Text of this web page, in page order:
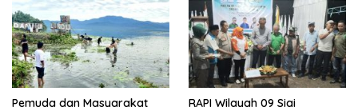
Pemuda dan Masyarakat
RAPI Wilayah 09 Sigi